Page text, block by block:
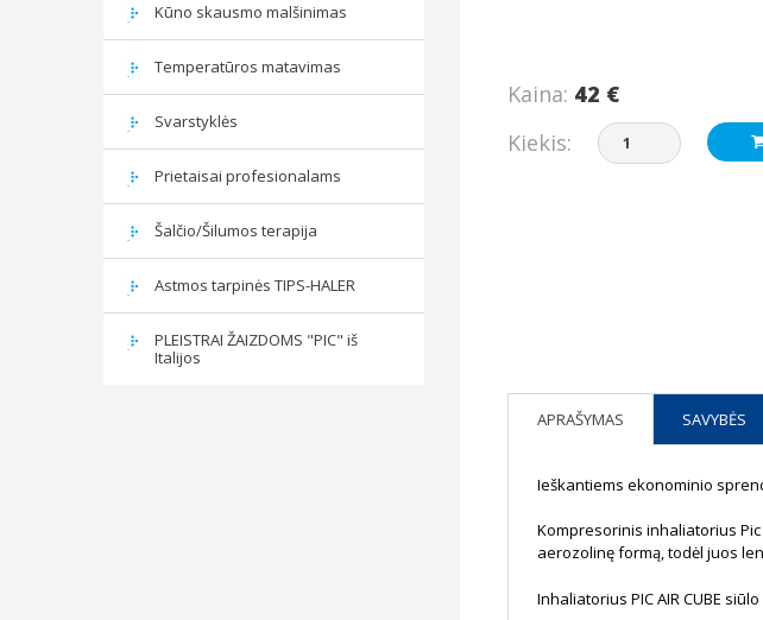
Kūno skausmo malšinimas
Temperatūros matavimas
Svarstyklės
Prietaisai profesionalams
Šalčio/Šilumos terapija
Astmos tarpinės TIPS-HALER
PLEISTRAI ŽAIZDOMS "PIC" iš
Italijos
Kaina: 42 €
Kiekis:
APRAŠYMAS SAVYBĖS
Ieškantiems ekonominio
Kompresorinis inhaliatorius
aerozolinę formą, todėl juos
Inhaliatorius PIC AIR CUBE